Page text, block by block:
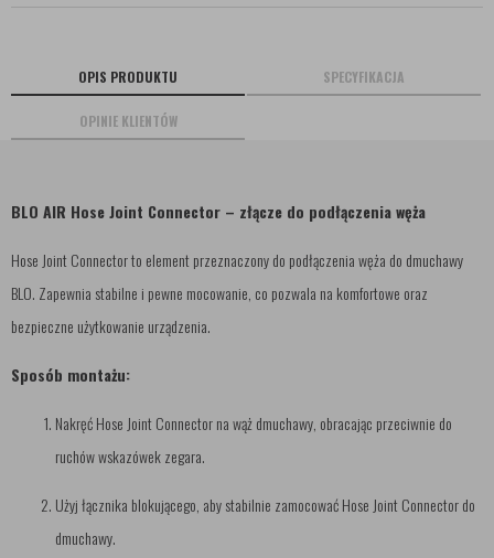
OPIS PRODUKTU SPECYFIKACJA
OPINIE KLIENTÓW
BLO AIR Hose Joint Connector – złącze do podłączenia węża
Hose Joint Connector to element przeznaczony do podłączenia węża do dmuchawy
BLO. Zapewnia stabilne i pewne mocowanie, co pozwala na komfortowe oraz
bezpieczne użytkowanie urządzenia.
Sposób montażu:
Nakręć Hose Joint Connector na wąż dmuchawy, obracając przeciwnie do
ruchów wskazówek zegara.
Użyj łącznika blokującego, aby stabilnie zamocować Hose Joint Connector do
dmuchawy.